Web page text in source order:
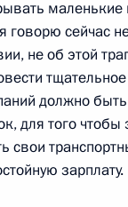
будет
сейчас не
не об этой
должно
для того
свои
зарплату.